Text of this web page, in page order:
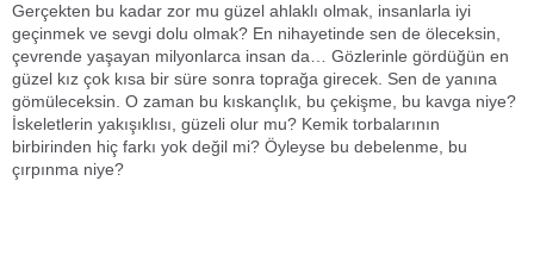
Gerçekten bu kadar zor mu güzel ahlaklı olmak, insanlarla iyi
geçinmek ve sevgi dolu olmak? En nihayetinde sen de öleceksin,
çevrende yaşayan milyonlarca insan da… Gözlerinle gördüğün en
güzel kız çok kısa bir süre sonra toprağa girecek. Sen de yanına
gömüleceksin. O zaman bu kıskançlık, bu çekişme, bu kavga niye?
İskeletlerin yakışıklısı, güzeli olur mu? Kemik torbalarının
birbirinden hiç farkı yok değil mi? Öyleyse bu debelenme, bu
çırpınma niye?